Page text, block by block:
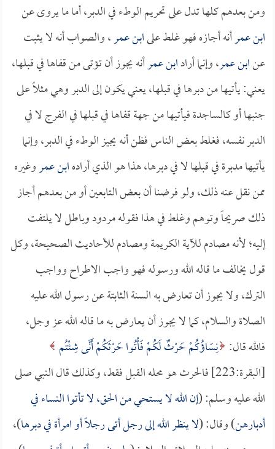
ومن بعدهم كلها تدل على تحريم الوطء في الدبر، أما ما يروى عن
ابن عمرأنه أجازه فهو غلط علىابن عمر، والصواب أنه لا يثبت
عنابن عمر، وإنما أرادابن عمرأنه يجوز أن تؤتى من قفاها في قبلها،
يعني: يأتيها من دبرها في قبلها، يعني يكون إلى الدبر وهي مثلاً على
جنبها أو كالساجدة فيأتيها من جهة قفاها في قبلها في الفرج لا في
الدبر نفسه، فغلط بعض الناس فظن أنه يجيز الوطء في الدبر، وإنما
يأتيها مدبرة في قبلها لا في دبرها، هذا هو الذي أرادهابن عمروغيره
ممن نقل عنه ذلك، ولو فرضنا أن بعض التابعين أو من بعدهم أجاز
ذلك صريحاً وتوهم وغلط في هذا فقوله مردود وباطل لا يلتفت
إليه؛ لأنه مصادم للآية الكريمة ومصادم للأحاديث الصحيحة، وكل
قول يخالف ما قاله الله ورسوله فهو واجب الاطراح وواجب
الترك، ولا يجوز أن تعارض به السنة الثابتة عن رسول الله عليه
الصلاة والسلام، كما لا يجوز أن يعارض به ما قاله الله عز وجل،
فالله قال: نِسَاؤُكُمْ حَرْثٌ لَكُمْ فَأْتُوا حَرْثَكُمْ أَنَّى شِئْتُم
[البقرة:223] فالحرث هو محله القبل فقط، وكذلك قال النبي صلى
الله عليه وسلم: (إن الله لا يستحي من الحق، لا تأتوا النساء في
أدبارهن) وقال: (لا ينظر الله إلى رجل أتى رجلاً أو امرأة في دبرها)،